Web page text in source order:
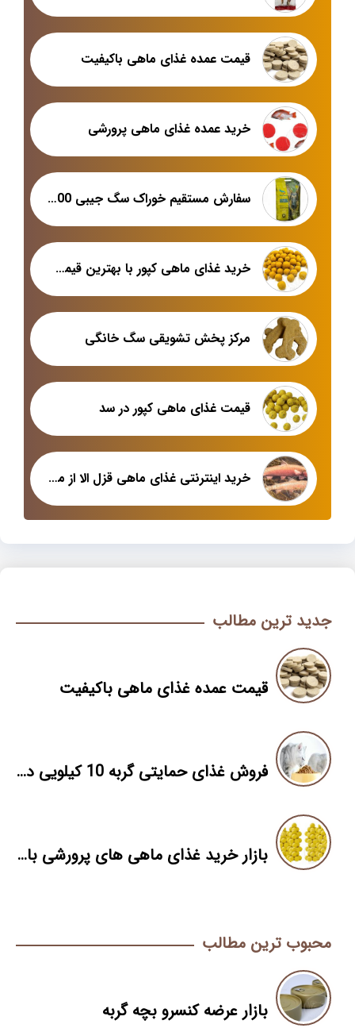
قیمت عمده غذای ماهی باکیفیت
خرید عمده غذای ماهی پرورشی
سفارش مستقیم خوراک سگ جیبی 100گرمی
خرید غذای ماهی کپور با بهترین قیمت در بازار اصفهان
مرکز پخش تشویقی سگ خانگی
قیمت غذای ماهی کپور در سد
خرید اینترنتی غذای ماهی قزل الا از معتبرترین فروشگاه
جدید ترین مطالب
قیمت عمده غذای ماهی باکیفیت
فروش غذای حمایتی گربه 10 کیلویی در اصفهان
بازار خرید غذای ماهی های پرورشی با مناسب ترین قیمت
محبوب ترین مطالب
بازار عرضه کنسرو بچه گربه